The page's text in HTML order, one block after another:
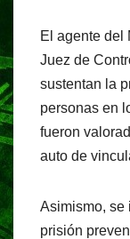
El agente del
Juez de
sustentan la
personas en
fueron
auto de
Asimismo, se
prisión